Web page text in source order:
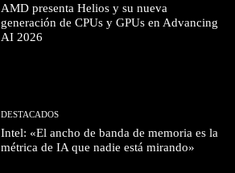
AMD presenta Helios y su nueva
generación de CPUs y GPUs en Advancing
AI 2026
DESTACADOS
Intel: «El ancho de banda de memoria es la
métrica de IA que nadie está mirando»